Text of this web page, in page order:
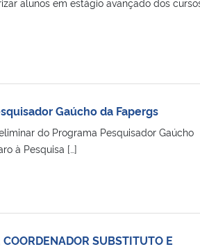
Gaúcho da Fapergs
do Programa Pesquisador Gaúcho
à Pesquisa […]
SUBSTITUTO E